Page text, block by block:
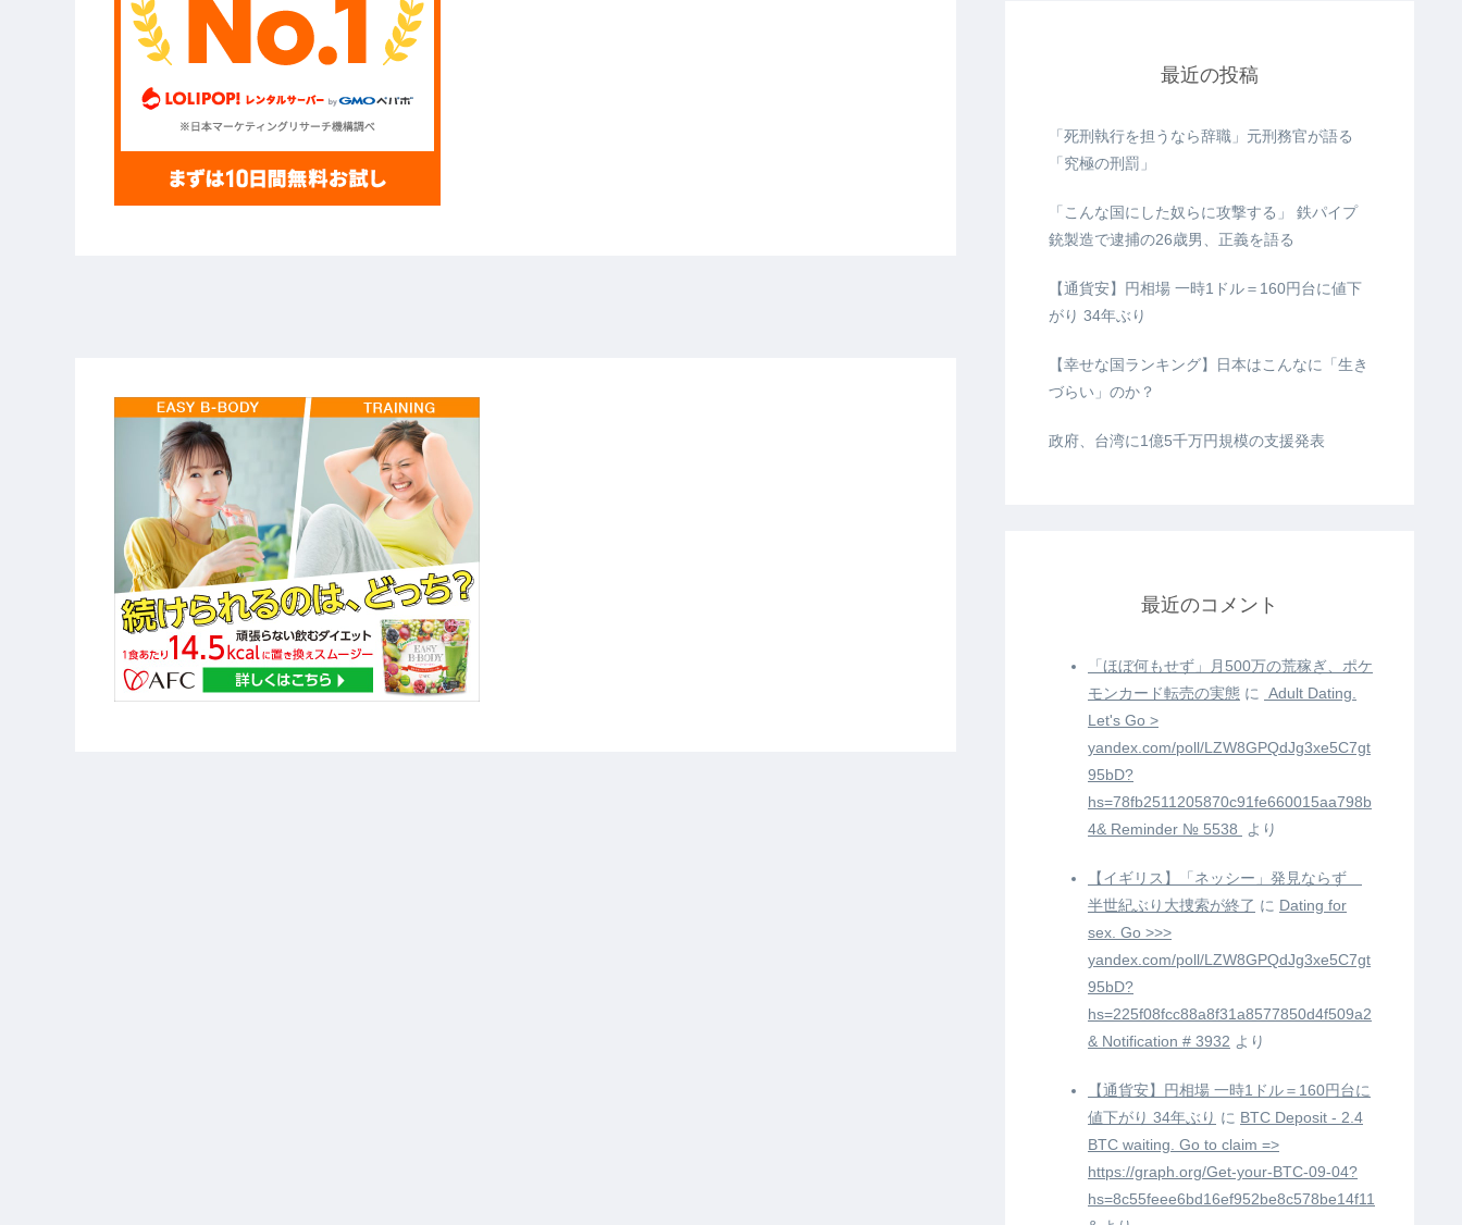
最近の投稿
「死刑執行を担うなら辞職」元刑務官が語る
「究極の刑罰」
「こんな国にした奴らに攻撃する」 鉄パイプ
銃製造で逮捕の26歳男、正義を語る
【通貨安】円相場 一時1ドル＝160円台に値下
がり 34年ぶり
【幸せな国ランキング】日本はこんなに「生き
づらい」のか？
政府、台湾に1億5千万円規模の支援発表
最近のコメント
「ほぼ何もせず」月500万の荒稼ぎ、ポケ
モンカード転売の実態 に
️ Adult Dating.
Let's Go >
yandex.com/poll/LZW8GPQdJg3xe5C7gt
95bD?
hs=78fb2511205870c91fe660015aa798b
4& Reminder № 5538 ️
より
【イギリス】「ネッシー」発見ならず
半世紀ぶり大捜索が終了 に Dating for
sex. Go >>>
yandex.com/poll/LZW8GPQdJg3xe5C7gt
95bD?
hs=225f08fcc88a8f31a8577850d4f509a2
& Notification # 3932 より
【通貨安】円相場 一時1ドル＝160円台に
値下がり 34年ぶり に BTC Deposit - 2.4
BTC waiting. Go to claim =>
https://graph.org/Get-your-BTC-09-04?
hs=8c55feee6bd16ef952be8c578be14f11